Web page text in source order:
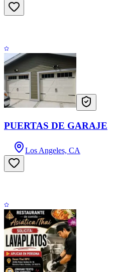
PUERTAS DE GARAJE
Los Angeles, CA